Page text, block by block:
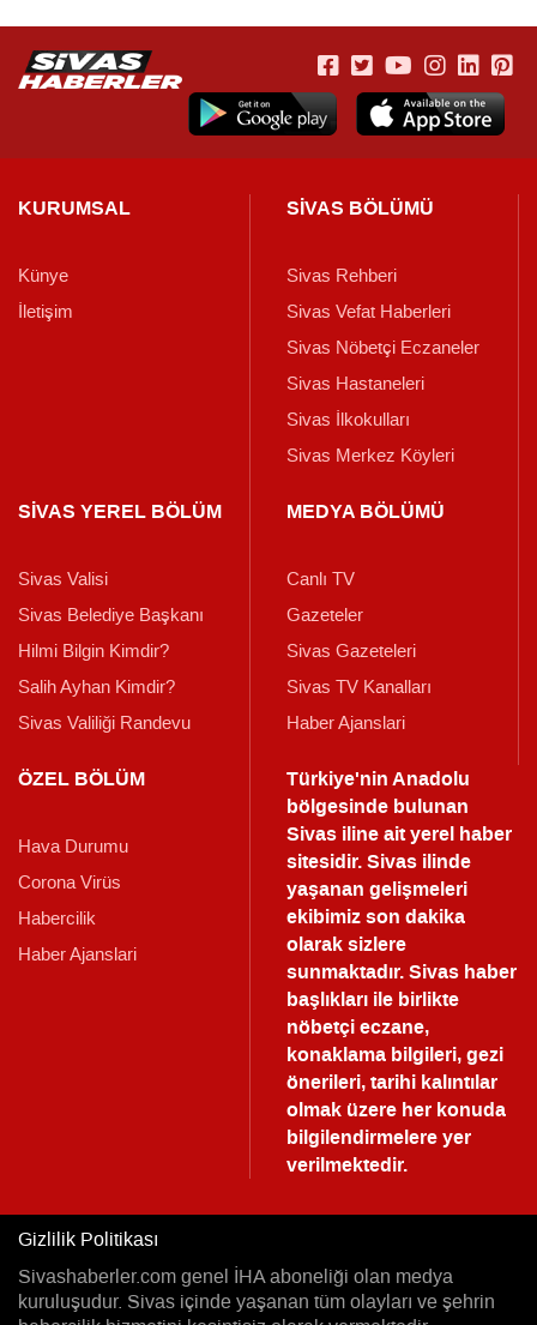
KURUMSAL
Künye
İletişim
SİVAS BÖLÜMÜ
Sivas Rehberi
Sivas Vefat Haberleri
Sivas Nöbetçi Eczaneler
Sivas Hastaneleri
Sivas İlkokulları
Sivas Merkez Köyleri
SİVAS YEREL BÖLÜM
Sivas Valisi
Sivas Belediye Başkanı
Hilmi Bilgin Kimdir?
Salih Ayhan Kimdir?
Sivas Valiliği Randevu
MEDYA BÖLÜMÜ
Canlı TV
Gazeteler
Sivas Gazeteleri
Sivas TV Kanalları
Haber Ajanslari
ÖZEL BÖLÜM
Hava Durumu
Corona Virüs
Habercilik
Haber Ajanslari
Türkiye'nin Anadolu
bölgesinde bulunan
Sivas iline ait yerel haber
sitesidir. Sivas ilinde
yaşanan gelişmeleri
ekibimiz son dakika
olarak sizlere
sunmaktadır.Sivas haber
başlıkları ile birlikte
nöbetçi eczane,
konaklama bilgileri, gezi
önerileri, tarihi kalıntılar
olmak üzere her konuda
bilgilendirmelere yer
verilmektedir.
Gizlilik Politikası
Sivashaberler.com genel İHA aboneliği olan medya
kuruluşudur. Sivas içinde yaşanan tüm olayları ve şehrin